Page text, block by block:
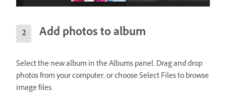
Add photos to album
Select the new album in the Albums panel. Drag and drop
photos from your computer, or choose Select Files to browse
image files.